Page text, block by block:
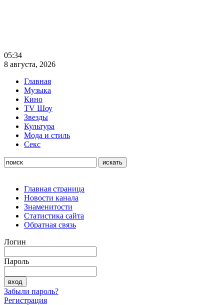
05:34
8 августа, 2026
Главная
Музыка
Кино
TV Шоу
Звезды
Культура
Мода и стиль
Секс
Главная страница
Новости канала
Знаменитости
Статистика сайта
Обратная связь
Логин
Пароль
Забыли пароль?
Регистрация